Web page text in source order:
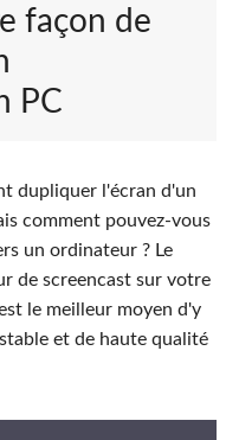
façon de
PC
dupliquer l'écran d'un
comment pouvez-vous
un ordinateur ? Le
de screencast sur votre
le meilleur moyen d'y
et de haute qualité